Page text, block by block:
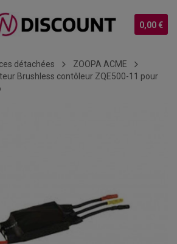
0,00 €
détachées
ZOOPA ACME
Brushless contôleur ZQE500-11 pour